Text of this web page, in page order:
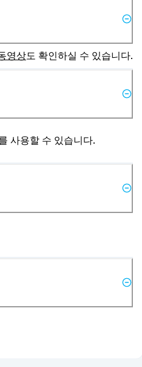
영상도 확인하실 수 있습니다.
사용할 수 있습니다.